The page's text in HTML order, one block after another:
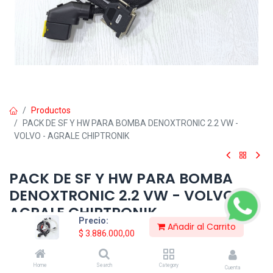
Precio:
$ 3.886.000,00
Añadir al Carrito
Home Search Category Cuenta
Productos
PACK DE SF Y HW PARA BOMBA DENOXTRONIC 2.2 VW -
VOLVO - AGRALE CHIPTRONIK
PACK DE SF Y HW PARA BOMBA
DENOXTRONIC 2.2 VW - VOLVO -
AGRALE CHIPTRONIK
Loginto see price
Consultar Precio